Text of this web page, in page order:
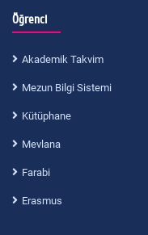
Öğrenci
Akademik Takvim
Mezun Bilgi Sistemi
Kütüphane
Mevlana
Farabi
Erasmus